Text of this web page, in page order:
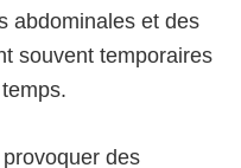
abdominales et des
souvent temporaires
des